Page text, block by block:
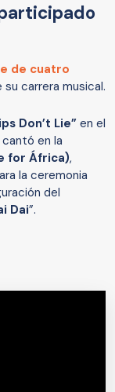
de cuatro
su carrera musical.
Don’t Lie”en el
cantó en la
for África),
la ceremonia
del
Dai”.